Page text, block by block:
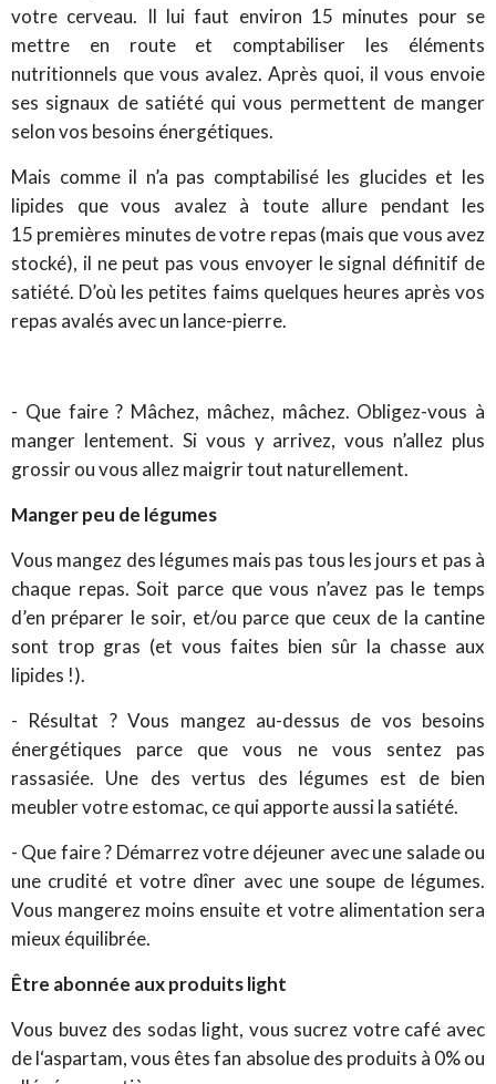
votre cerveau. Il lui faut environ 15 minutes pour se
mettre en route et comptabiliser les éléments
nutritionnels que vous avalez. Après quoi, il vous envoie
ses signaux de satiété qui vous permettent de manger
selon vos besoins énergétiques.
Mais comme il n’a pas comptabilisé les glucides et les
lipides que vous avalez à toute allure pendant les
15 premières minutes de votre repas (mais que vous avez
stocké), il ne peut pas vous envoyer le signal définitif de
satiété. D’où les petites faims quelques heures après vos
repas avalés avec un lance-pierre.
- Que faire ? Mâchez, mâchez, mâchez. Obligez-vous à
manger lentement. Si vous y arrivez, vous n’allez plus
grossir ou vous allez maigrir tout naturellement.
Manger peu de légumes
Vous mangez des légumes mais pas tous les jours et pas à
chaque repas. Soit parce que vous n’avez pas le temps
d’en préparer le soir, et/ou parce que ceux de la cantine
sont trop gras (et vous faites bien sûr la chasse aux
lipides !).
- Résultat ? Vous mangez au-dessus de vos besoins
énergétiques parce que vous ne vous sentez pas
rassasiée. Une des vertus des légumes est de bien
meubler votre estomac, ce qui apporte aussi la satiété.
- Que faire ? Démarrez votre déjeuner avec une salade ou
une crudité et votre dîner avec une soupe de légumes.
Vous mangerez moins ensuite et votre alimentation sera
mieux équilibrée.
Être abonnée aux produits light
Vous buvez des sodas light, vous sucrez votre café avec
de l‘aspartam, vous êtes fan absolue des produits à 0% ou